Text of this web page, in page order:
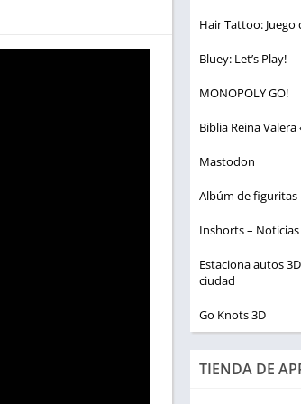
Hair Tattoo:
Bluey: Let’s Play!
MONOPOLY GO!
Biblia Reina Valera
Mastodon
Albúm de figuritas
Inshorts –
Estaciona autos
ciudad
Go Knots 3D
TIENDA DE